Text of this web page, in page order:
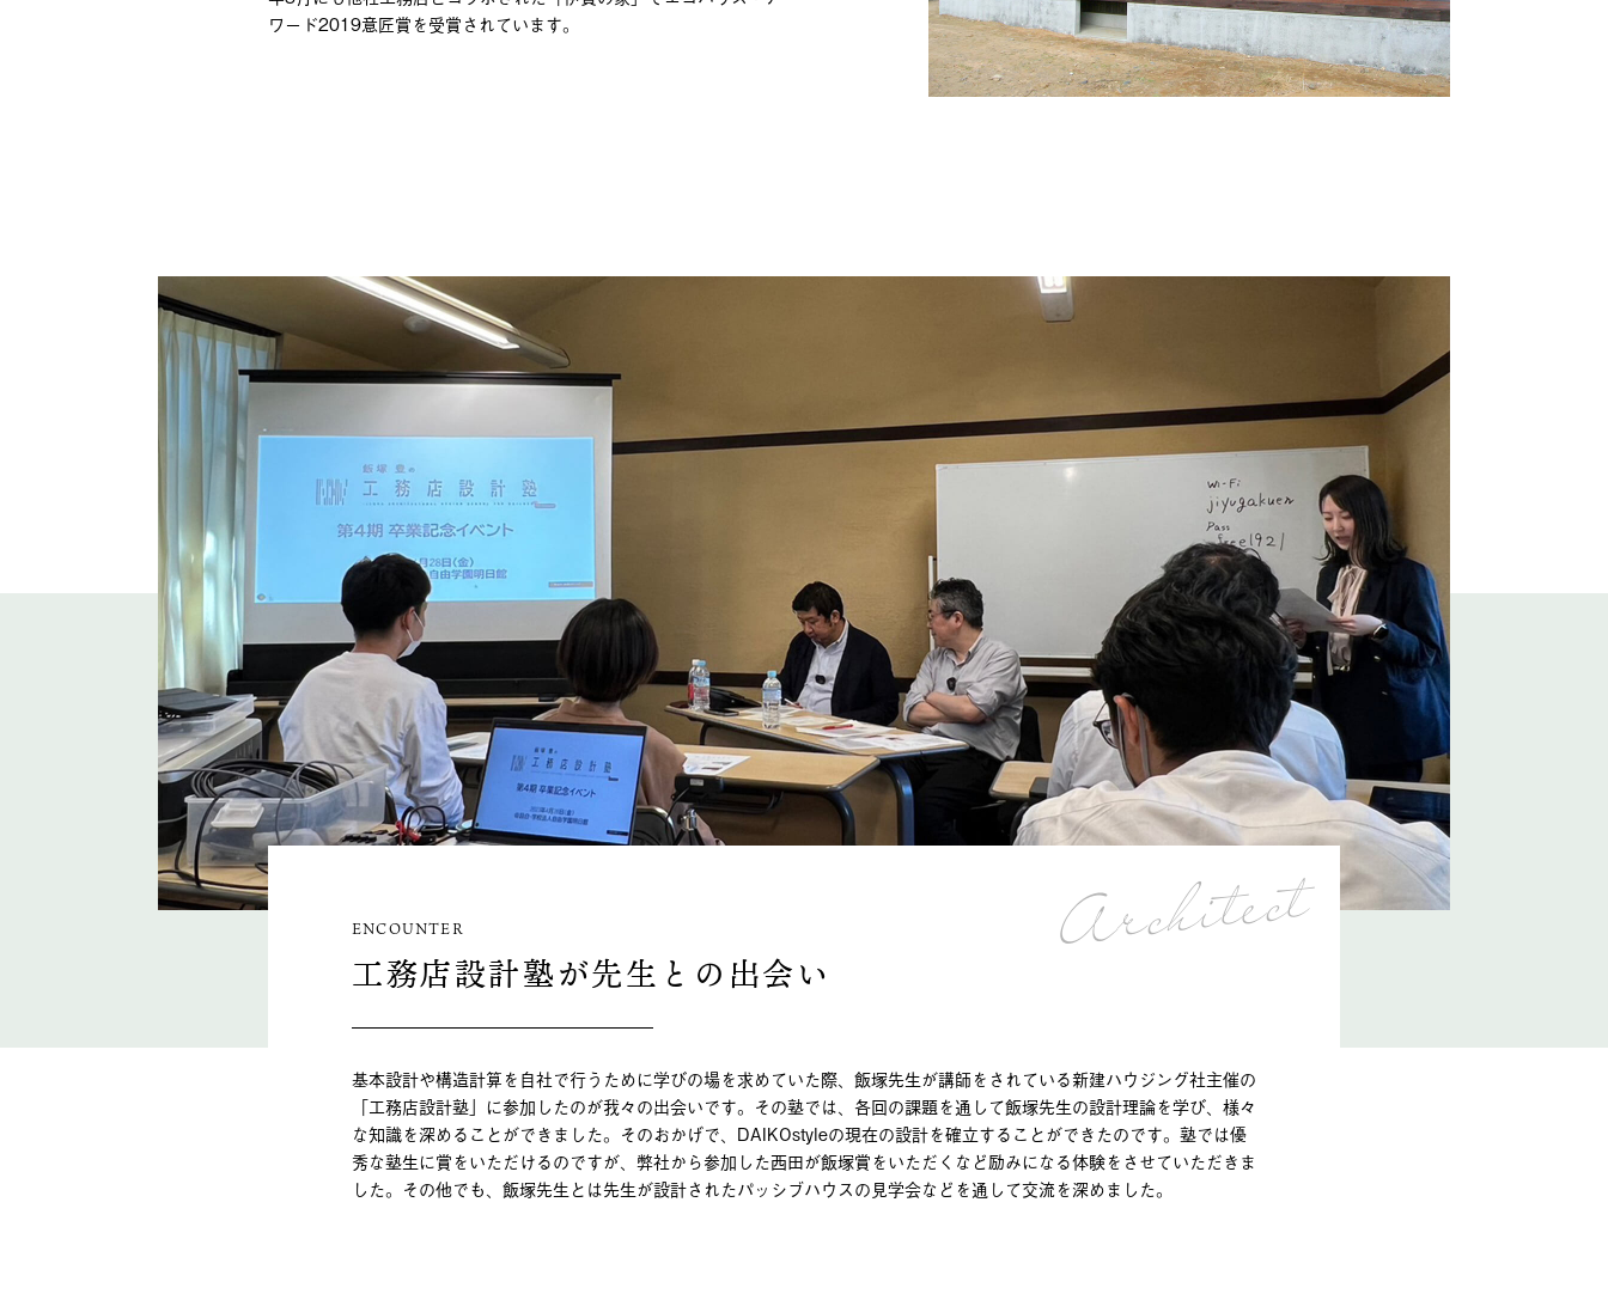
ワード2019意匠賞を受賞されています。
ENCOUNTER
工務店設計塾が先生との出会い
基本設計や構造計算を自社で行うために学びの場を求めていた際、飯塚先生が講師をされている新建ハウジング社主催の
「工務店設計塾」に参加したのが我々の出会いです。その塾では、各回の課題を通して飯塚先生の設計理論を学び、様々
な知識を深めることができました。そのおかげで、DAIKOstyleの現在の設計を確立することができたのです。塾では優
秀な塾生に賞をいただけるのですが、弊社から参加した西田が飯塚賞をいただくなど励みになる体験をさせていただきま
した。その他でも、飯塚先生とは先生が設計されたパッシブハウスの見学会などを通して交流を深めました。